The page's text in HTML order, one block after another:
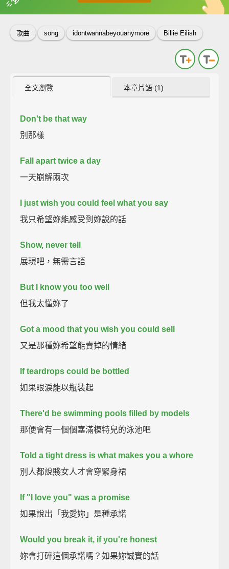
收錄佳句 中
英
歌曲 song idontwannabeyouanymore Billie Eilish
全文瀏覽 本章片語 (1)
Don't be that way
別那樣
Fall apart twice a day
一天崩解兩次
I just wish you could feel what you say
我只希望妳能感受到妳說的話
Show, never tell
展現吧，無需言語
But I know you too well
但我太懂妳了
Got a mood that you wish you could sell
又是那種妳希望能賣掉的情緒
If teardrops could be bottled
如果眼淚能以瓶裝起
There'd be swimming pools filled by models
那便會有一個個塞滿模特兒的泳池吧
Told a tight dress is what makes you a whore
別人都說賤女人才會穿緊身裙
If "I love you" was a promise
如果說出「我愛妳」是種承諾
Would you break it, if you're honest
妳會打碎這個承諾嗎？如果妳誠實的話